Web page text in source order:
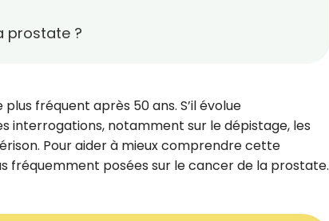
prostate ?
fréquent après 50 ans. S’il évolue
interrogations, notamment sur le dépistage, les
Pour aider à mieux comprendre cette
fréquemment posées sur le cancer de la prostate.